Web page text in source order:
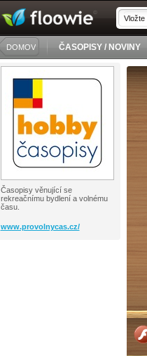
DOMOV ČASOPISY / NOVINY
Časopisy věnující se
rekreačnímu bydlení a volnému
času.
www.provolnycas.cz/